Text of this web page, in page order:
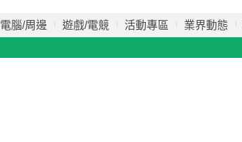
電腦/周邊 遊戲/電競 活動專區 業界動態